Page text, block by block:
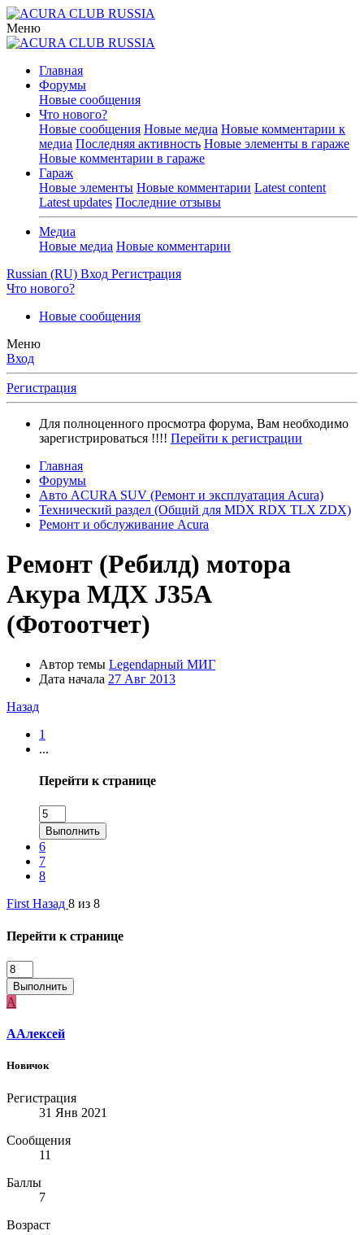
Меню
Главная
Форумы
Новые сообщения
Что нового?
Новые сообщения Новые медиа Новые комментарии к
медиа Последняя активность Новые элементы в гараже
Новые комментарии в гараже
Гараж
Новые элементы Новые комментарии Latest content
Latest updates Последние отзывы
Медиа
Новые медиа Новые комментарии
Russian (RU) Вход Регистрация
Что нового?
Новые сообщения
Меню
Вход
Регистрация
Для полноценного просмотра форума, Вам необходимо
зарегистрироваться !!!! Перейти к регистрации
Главная
Форумы
Авто ACURA SUV (Ремонт и эксплуатация Acura)
Технический раздел (Общий для MDX RDX TLX ZDX)
Ремонт и обслуживание Acura
Ремонт (Ребилд) мотора
Акура МДХ J35A
(Фотоотчет)
Автор темы Legendарный МИГ
Дата начала 27 Авг 2013
Назад
1
...
Перейти к странице
Выполнить
6
7
8
First Назад 8 из 8
Перейти к странице
Выполнить
А
ААлексей
Новичок
Регистрация
31 Янв 2021
Сообщения
11
Баллы
7
Возраст